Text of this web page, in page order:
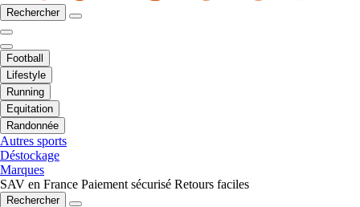
Rechercher
Football
Lifestyle
Running
Equitation
Randonnée
Autres sports
Déstockage
Marques
SAV en France Paiement sécurisé Retours faciles
Rechercher